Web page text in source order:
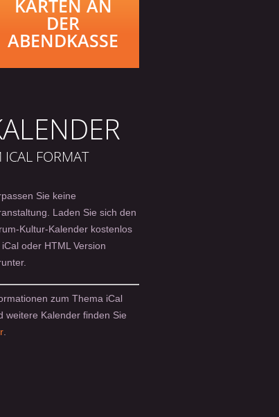
KARTEN AN
DER
ABENDKASSE
ICAL FORMAT
Sie keine
Laden Sie sich den
Kultur-Kalender kostenlos
iCal oder HTML Version
zum Thema iCal
weitere Kalender finden Sie